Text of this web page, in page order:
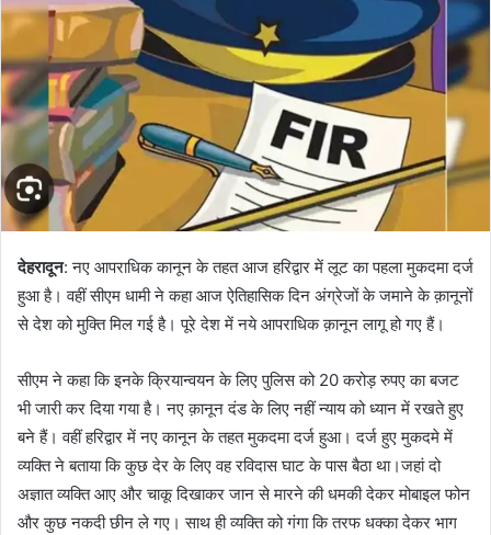
n
e
m
i
l
देहरादून: नए आपराधिक कानून के तहत आज हरिद्वार में लूट का पहला मुकदमा दर्ज
हुआ है। वहीं सीएम धामी ने कहा आज ऐतिहासिक दिन अंग्रेजों के जमाने के क़ानूनों
से देश को मुक्ति मिल गई है। पूरे देश में नये आपराधिक क़ानून लागू हो गए हैं।
सीएम ने कहा कि इनके क्रियान्वयन के लिए पुलिस को 20 करोड़ रुपए का बजट
भी जारी कर दिया गया है। नए क़ानून दंड के लिए नहीं न्याय को ध्यान में रखते हुए
बने हैं। वहीं हरिद्वार में नए कानून के तहत मुकदमा दर्ज हुआ। दर्ज हुए मुकदमे में
व्यक्ति ने बताया कि कुछ देर के लिए वह रविदास घाट के पास बैठा था।जहां दो
अज्ञात व्यक्ति आए और चाकू दिखाकर जान से मारने की धमकी देकर मोबाइल फोन
और कुछ नकदी छीन ले गए। साथ ही व्यक्ति को गंगा कि तरफ धक्का देकर भाग